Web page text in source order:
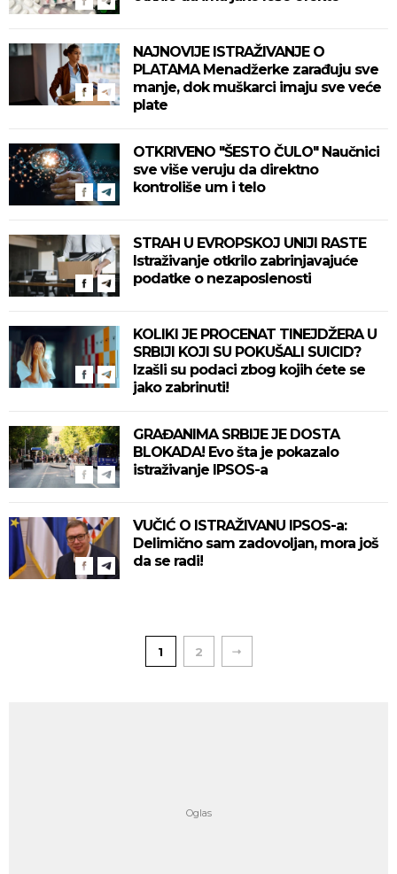
NAJNOVIJE ISTRAŽIVANJE O
PLATAMA Menadžerke zarađuju sve
manje, dok muškarci imaju sve veće
plate
OTKRIVENO "ŠESTO ČULO" Naučnici
sve više veruju da direktno
kontroliše um i telo
STRAH U EVROPSKOJ UNIJI RASTE
Istraživanje otkrilo zabrinjavajuće
podatke o nezaposlenosti
KOLIKI JE PROCENAT TINEJDŽERA U
SRBIJI KOJI SU POKUŠALI SUICID?
Izašli su podaci zbog kojih ćete se
jako zabrinuti!
GRAĐANIMA SRBIJE JE DOSTA
BLOKADA! Evo šta je pokazalo
istraživanje IPSOS-a
VUČIĆ O ISTRAŽIVANU IPSOS-a:
Delimično sam zadovoljan, mora još
da se radi!
1 2